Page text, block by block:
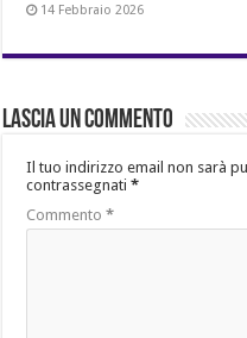
14 Febbraio 2026
Lascia un commento
Il tuo indirizzo email non sarà
contrassegnati*
Commento*